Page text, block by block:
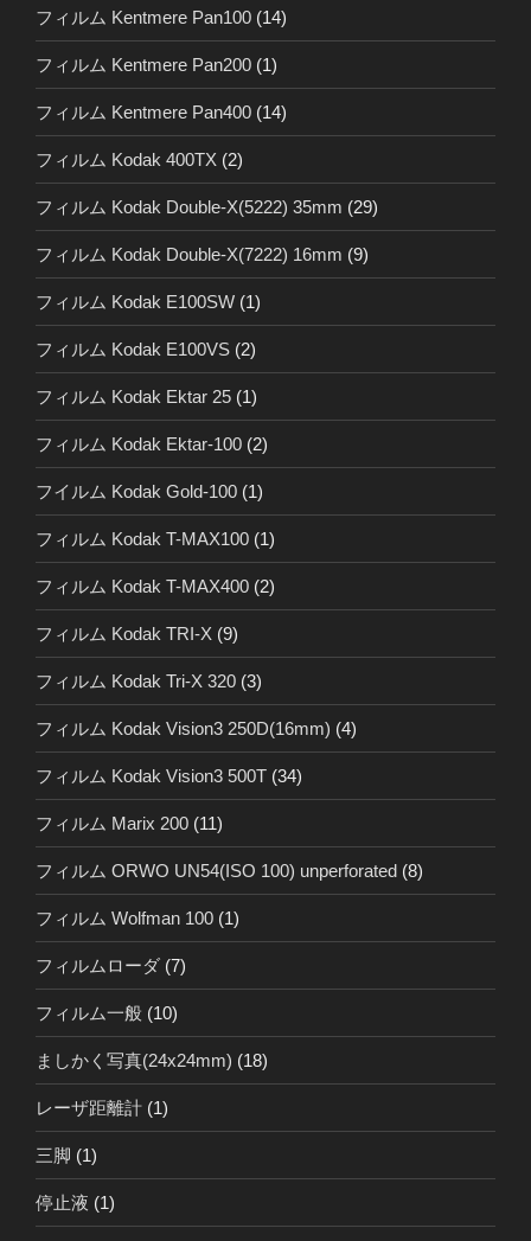
フィルム Kentmere Pan100 (14)
フィルム Kentmere Pan200 (1)
フィルム Kentmere Pan400 (14)
フィルム Kodak 400TX (2)
フィルム Kodak Double-X(5222) 35mm (29)
フィルム Kodak Double-X(7222) 16mm (9)
フィルム Kodak E100SW (1)
フィルム Kodak E100VS (2)
フィルム Kodak Ektar 25 (1)
フィルム Kodak Ektar-100 (2)
フイルム Kodak Gold-100 (1)
フィルム Kodak T-MAX100 (1)
フィルム Kodak T-MAX400 (2)
フィルム Kodak TRI-X (9)
フィルム Kodak Tri-X 320 (3)
フィルム Kodak Vision3 250D(16mm) (4)
フィルム Kodak Vision3 500T (34)
フィルム Marix 200 (11)
フィルム ORWO UN54(ISO 100) unperforated (8)
フィルム Wolfman 100 (1)
フィルムローダ (7)
フィルム一般 (10)
ましかく写真(24x24mm) (18)
レーザ距離計 (1)
三脚 (1)
停止液 (1)